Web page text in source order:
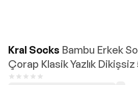
Kral Socks Bambu Erkek
Çorap Klasik Yazlık